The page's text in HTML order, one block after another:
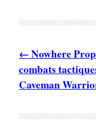
Nowhere
combats
Caveman